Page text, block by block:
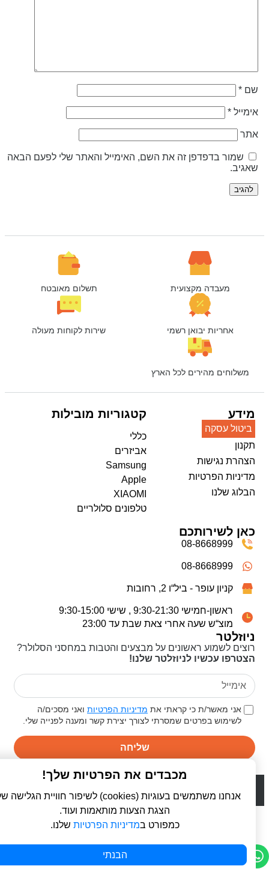
*
*
שמור בדפדפן זה את השם, האימייל והאתר שלי לפעם הבאה
מעבדה מקצועית תשלום מאובטח
אחריות יבואן רשמי שירות לקוחות מעולה
משלוחים מהירים לכל הארץ
ניוזלטר
רוצים לשמוע ראשונים על מבצעים והטבות במחסני הסלולר?
הצטרפו עכשיו לניוזלטר שלנו!
אני מאשר/ת כי קראתי אתמדיניות הפרטיותואני מסכים/ה
לשימוש בפרטים שמסרתי לצורך יצירת קשר ומענה לפנייה שלי.
שליחה
מידע
ביטול עסקה
תקנון
הצהרת נגישות
מדיניות הפרטיות
הבלוג שלנו
קטגוריות מובילות
כללי
אביזרים
Samsung
Apple
XIAOMI
טלפונים סלולריים
כאן לשירותכם
08-8668999
08-8668999
קניון עופר - ביל“ו 2, רחובות
ראשון-חמישי 9:30-21:30 , שישי 9:30-15:00
מוצ“ש שעה אחרי צאת שבת עד 23:00
WebDigital | וובדיגיטל - עיצוב ובניית אתרים
מכבדים את הפרטיות שלך!
אנחנו משתמשים בעוגיות (cookies) לשיפור חוויית הגלישה שלך,
הצגת הצעות מותאמות ועוד.
כמפורט במדיניות הפרטיותשלנו.
הבנתי